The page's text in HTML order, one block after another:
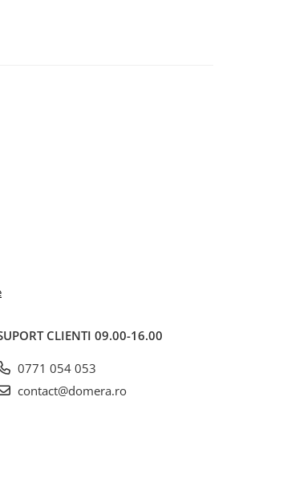
CLIENTI 09.00-16.00
0771 054 053
contact@domera.ro